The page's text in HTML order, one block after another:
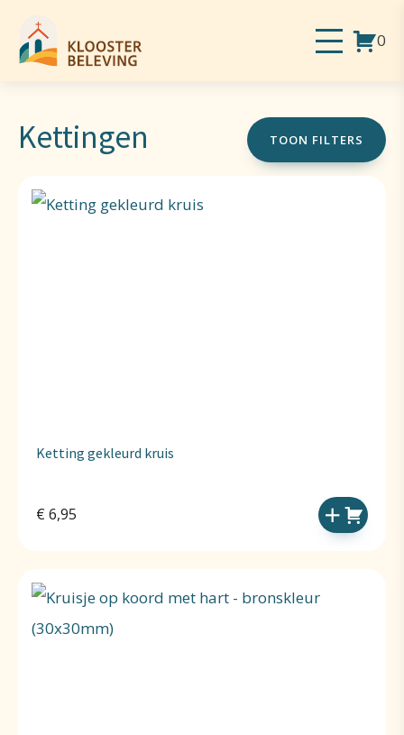
0
Kettingen TOON FILTERS
Ketting gekleurd kruis
€ 6,95